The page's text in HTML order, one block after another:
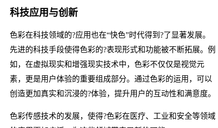
科技应用与创新
色彩在科技领域的?应用也在“快色”时代得到?了显著发展。
先进的科技手段使得色彩的?表现形式和功能被不断拓展。例
如，在虚拟现实和增强现实技术中，色彩不仅仅是视觉元
素，更是用户体验的重要组成部分。通过色彩的运用，可以
创造更加真实和沉浸的?体验，提升用户的互动性和满意度。
色彩传感技术的发展，使得?色彩在医疗、工业和安全等领域